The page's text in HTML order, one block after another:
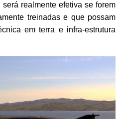
realmente efetiva se forem
treinadas e que possam
em terra e infra-estrutura